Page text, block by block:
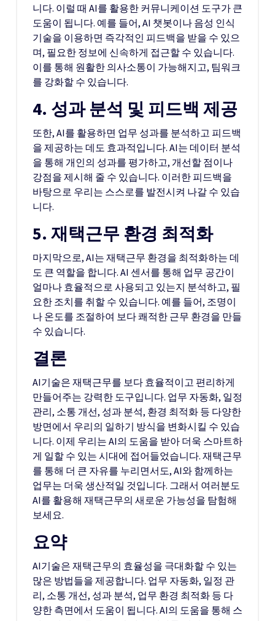
니다. 이럴 때 AI를 활용한 커뮤니케이션 도구가 큰
도움이 됩니다. 예를 들어, AI 챗봇이나 음성 인식
기술을 이용하면 즉각적인 피드백을 받을 수 있으
며, 필요한 정보에 신속하게 접근할 수 있습니다.
이를 통해 원활한 의사소통이 가능해지고, 팀워크
를 강화할 수 있습니다.
4. 성과 분석 및 피드백 제공
또한, AI를 활용하면 업무 성과를 분석하고 피드백
을 제공하는 데도 효과적입니다. AI는 데이터 분석
을 통해 개인의 성과를 평가하고, 개선할 점이나
강점을 제시해 줄 수 있습니다. 이러한 피드백을
바탕으로 우리는 스스로를 발전시켜 나갈 수 있습
니다.
5. 재택근무 환경 최적화
마지막으로, AI는 재택근무 환경을 최적화하는 데
도 큰 역할을 합니다. AI 센서를 통해 업무 공간이
얼마나 효율적으로 사용되고 있는지 분석하고, 필
요한 조치를 취할 수 있습니다. 예를 들어, 조명이
나 온도를 조절하여 보다 쾌적한 근무 환경을 만들
수 있습니다.
결론
AI기술은 재택근무를 보다 효율적이고 편리하게
만들어주는 강력한 도구입니다. 업무 자동화, 일정
관리, 소통 개선, 성과 분석, 환경 최적화 등 다양한
방면에서 우리의 일하기 방식을 변화시킬 수 있습
니다. 이제 우리는 AI의 도움을 받아 더욱 스마트하
게 일할 수 있는 시대에 접어들었습니다. 재택근무
를 통해 더 큰 자유를 누리면서도, AI와 함께하는
업무는 더욱 생산적일 것입니다. 그래서 여러분도
AI를 활용해 재택근무의 새로운 가능성을 탐험해
보세요.
요약
AI기술은 재택근무의 효율성을 극대화할 수 있는
많은 방법들을 제공합니다. 업무 자동화, 일정 관
리, 소통 개선, 성과 분석, 업무 환경 최적화 등 다
양한 측면에서 도움이 됩니다. AI의 도움을 통해 스